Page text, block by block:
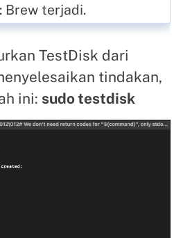
Brew terjadi.
TestDisk dari
tindakan,
ini: sudo testdisk